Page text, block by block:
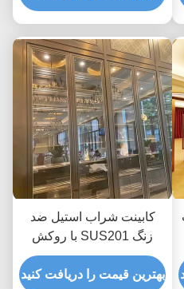
کابینت شراب استیل ضد
زنگ SUS201 با روکش
PVD درب شیشه ای
بهترین قیمت را دریافت کنید